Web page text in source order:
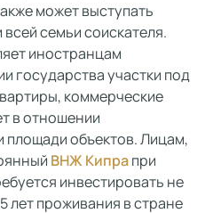
может выступать
семьи соискателя.
иностранцам
государства участки под
коммерческие
в отношении
площади объектов. Лицам,
ВНЖ Кипрапри
инвестировать не
лет проживания в стране